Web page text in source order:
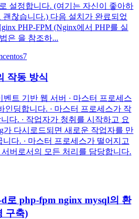
로 설정합니다. (여기는 자신이 좋아하
찮습니다.) 다음 설치가 완료되었
PHP-FPM (Nginx에서 PHP를 실
은 을 참조하...
centos7
작동 방식
벤트 기반 웹 서버 · 마스터 프로세스
인딩합니다. · 마스터 프로세스가 작
다. · 작업자가 청취를 시작하고 요
가 다시로드되면 새로운 작업자를 만
다. · 마스터 프로세스가 떨어지고
버로서의 모든 처리를 담당합니다.
d로 php-fpm nginx mysql의 환
구축)